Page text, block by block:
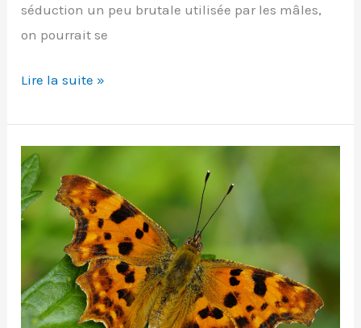
séduction un peu brutale utilisée par les mâles,
on pourrait se
Onychogomphus
(Linnaeus,
1758)
Lire la suite »